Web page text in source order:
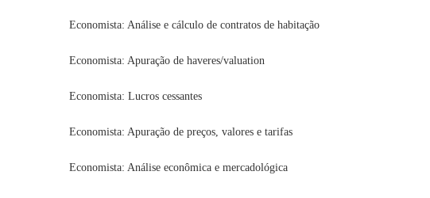
Economista: Análise e cálculo de contratos de habitação
Economista: Apuração de haveres/valuation
Economista: Lucros cessantes
Economista: Apuração de preços, valores e tarifas
Economista: Análise econômica e mercadológica